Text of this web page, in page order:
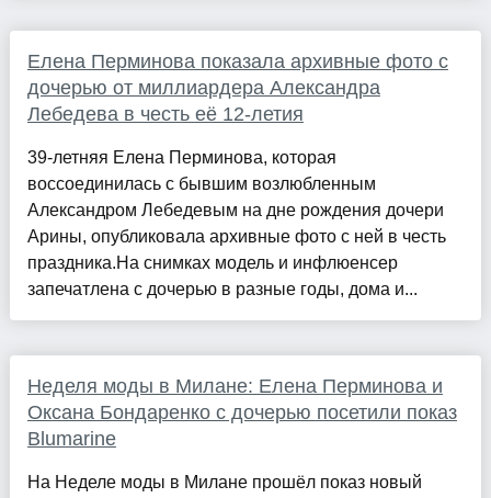
Елена Перминова показала архивные фото с
дочерью от миллиардера Александра
Лебедева в честь её 12-летия
39-летняя Елена Перминова, которая
воссоединилась с бывшим возлюбленным
Александром Лебедевым на дне рождения дочери
Арины, опубликовала архивные фото с ней в честь
праздника.На снимках модель и инфлюенсер
запечатлена с дочерью в разные годы, дома и...
Неделя моды в Милане: Елена Перминова и
Оксана Бондаренко с дочерью посетили показ
Blumarine
На Неделе моды в Милане прошёл показ новый